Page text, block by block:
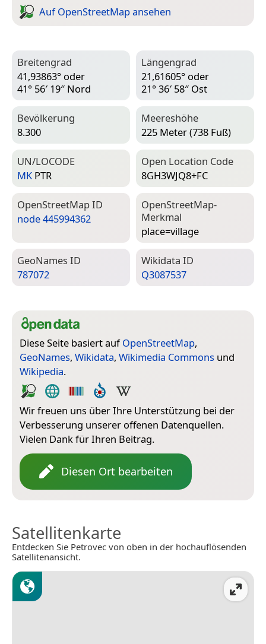
Auf Open­Street­Map ansehen
Breitengrad
41,93863° oder
41° 56′ 19″ Nord
Längengrad
21,61605° oder
21° 36′ 58″ Ost
Bevölkerung
8.300
Meereshöhe
225 Meter (738 Fuß)
UN/LOCODE
MK PTR
Open Location Code
8GH3WJQ8+FC
Open­Street­Map ID
node 445994362
Open­Street­Map-
Merkmal
place=­village
Geo­Names ID
787072
Wiki­data ID
Q3087537
Diese Seite basiert aufOpenStreetMap,
GeoNames, Wikidata, Wikimedia Commons und
Wikipedia.
Wir freuen uns über Ihre Unterstützung bei der
Verbesserung unserer offenen Datenquellen.
Vielen Dank für Ihren Beitrag.
Diesen Ort bearbeiten
Satellitenkarte
Entdecken Sie Petrovec von oben in der hochauflösenden
Satellitenansicht.